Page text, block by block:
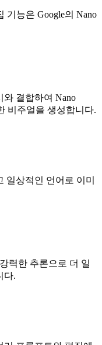
기능은 Google의 Nano
결합하여 Nano
비주얼을 생성합니다.
일상적인 언어로 이미
력한 추론으로 더 일
다.